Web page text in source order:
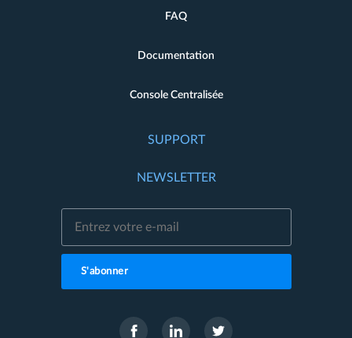
FAQ
Documentation
Console Centralisée
SUPPORT
NEWSLETTER
S'abonner